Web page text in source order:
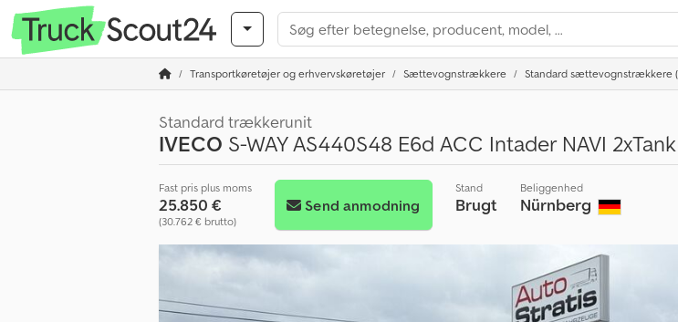
Transportkøretøjer og erhvervskøretøjer Sættevognstrækkere Standard sættevognstrækkere
Standard trækkerunit
IVECO S-WAY AS440S48 E6d ACC Intader NAVI
Fast pris plus moms
25.850 €
(30.762 € brutto)
Send anmodning
Stand
Brugt
Beliggenhed
Nürnberg